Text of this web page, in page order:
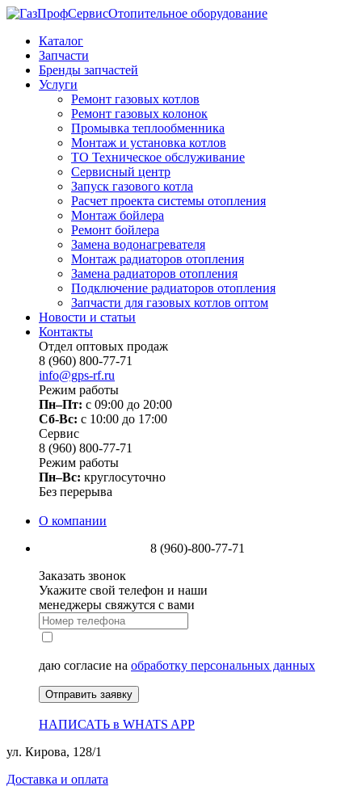
Отопительное оборудование
Каталог
Запчасти
Бренды запчастей
Услуги
Ремонт газовых котлов
Ремонт газовых колонок
Промывка теплообменника
Монтаж и установка котлов
ТО Техническое обслуживание
Сервисный центр
Запуск газового котла
Расчет проекта системы отопления
Монтаж бойлера
Ремонт бойлера
Замена водонагревателя
Монтаж радиаторов отопления
Замена радиаторов отопления
Подключение радиаторов отопления
Запчасти для газовых котлов оптом
Новости и статьи
Контакты
Отдел оптовых продаж
8 (960) 800-77-71
info@gps-rf.ru
Режим работы
Пн–Пт: с 09:00 до 20:00
Сб-Вс: c 10:00 до 17:00
Сервис
8 (960) 800-77-71
Режим работы
Пн–Вс: круглосуточно
Без перерыва
О компании
8 (960)-800-77-71
Заказать звонок
Укажите свой телефон и наши
менеджеры свяжутся с вами
даю согласие на обработку персональных данных
Отправить заявку
НАПИСАТЬ в WHATS APP
ул. Кирова, 128/1
Доставка и оплата